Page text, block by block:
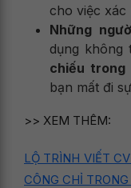
cho việc xác
Những
dụng không
chiếu trong
bạn mất đi
>> XEM THÊM:
LỘ TRÌNH VIẾT
CÔNG CHỈ